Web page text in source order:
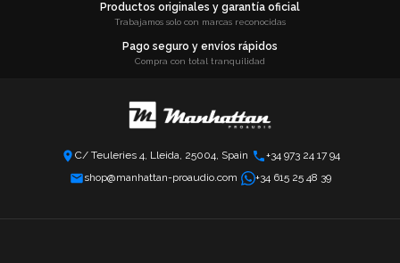
Productos originales y garantía oficial
Trabajamos solo con marcas reconocidas
Pago seguro y envíos rápidos
Compra con total tranquilidad
C/ Teuleries 4, Lleida, 25004, Spain
+34 973 24 17 94
shop@manhattan-proaudio.com
+34 615 25 48 39